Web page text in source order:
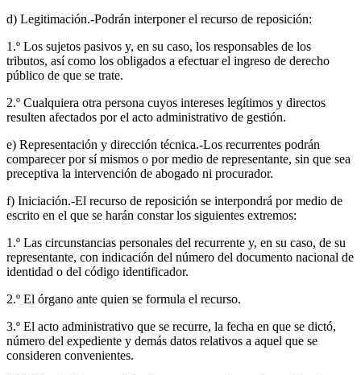
d) Legitimación.-Podrán interponer el recurso de reposición:
1.º Los sujetos pasivos y, en su caso, los responsables de los
tributos, así como los obligados a efectuar el ingreso de derecho
público de que se trate.
2.º Cualquiera otra persona cuyos intereses legítimos y directos
resulten afectados por el acto administrativo de gestión.
e) Representación y dirección técnica.-Los recurrentes podrán
comparecer por sí mismos o por medio de representante, sin que sea
preceptiva la intervención de abogado ni procurador.
f) Iniciación.-El recurso de reposición se interpondrá por medio de
escrito en el que se harán constar los siguientes extremos:
1.º Las circunstancias personales del recurrente y, en su caso, de su
representante, con indicación del número del documento nacional de
identidad o del código identificador.
2.º El órgano ante quien se formula el recurso.
3.º El acto administrativo que se recurre, la fecha en que se dictó,
número del expediente y demás datos relativos a aquel que se
consideren convenientes.